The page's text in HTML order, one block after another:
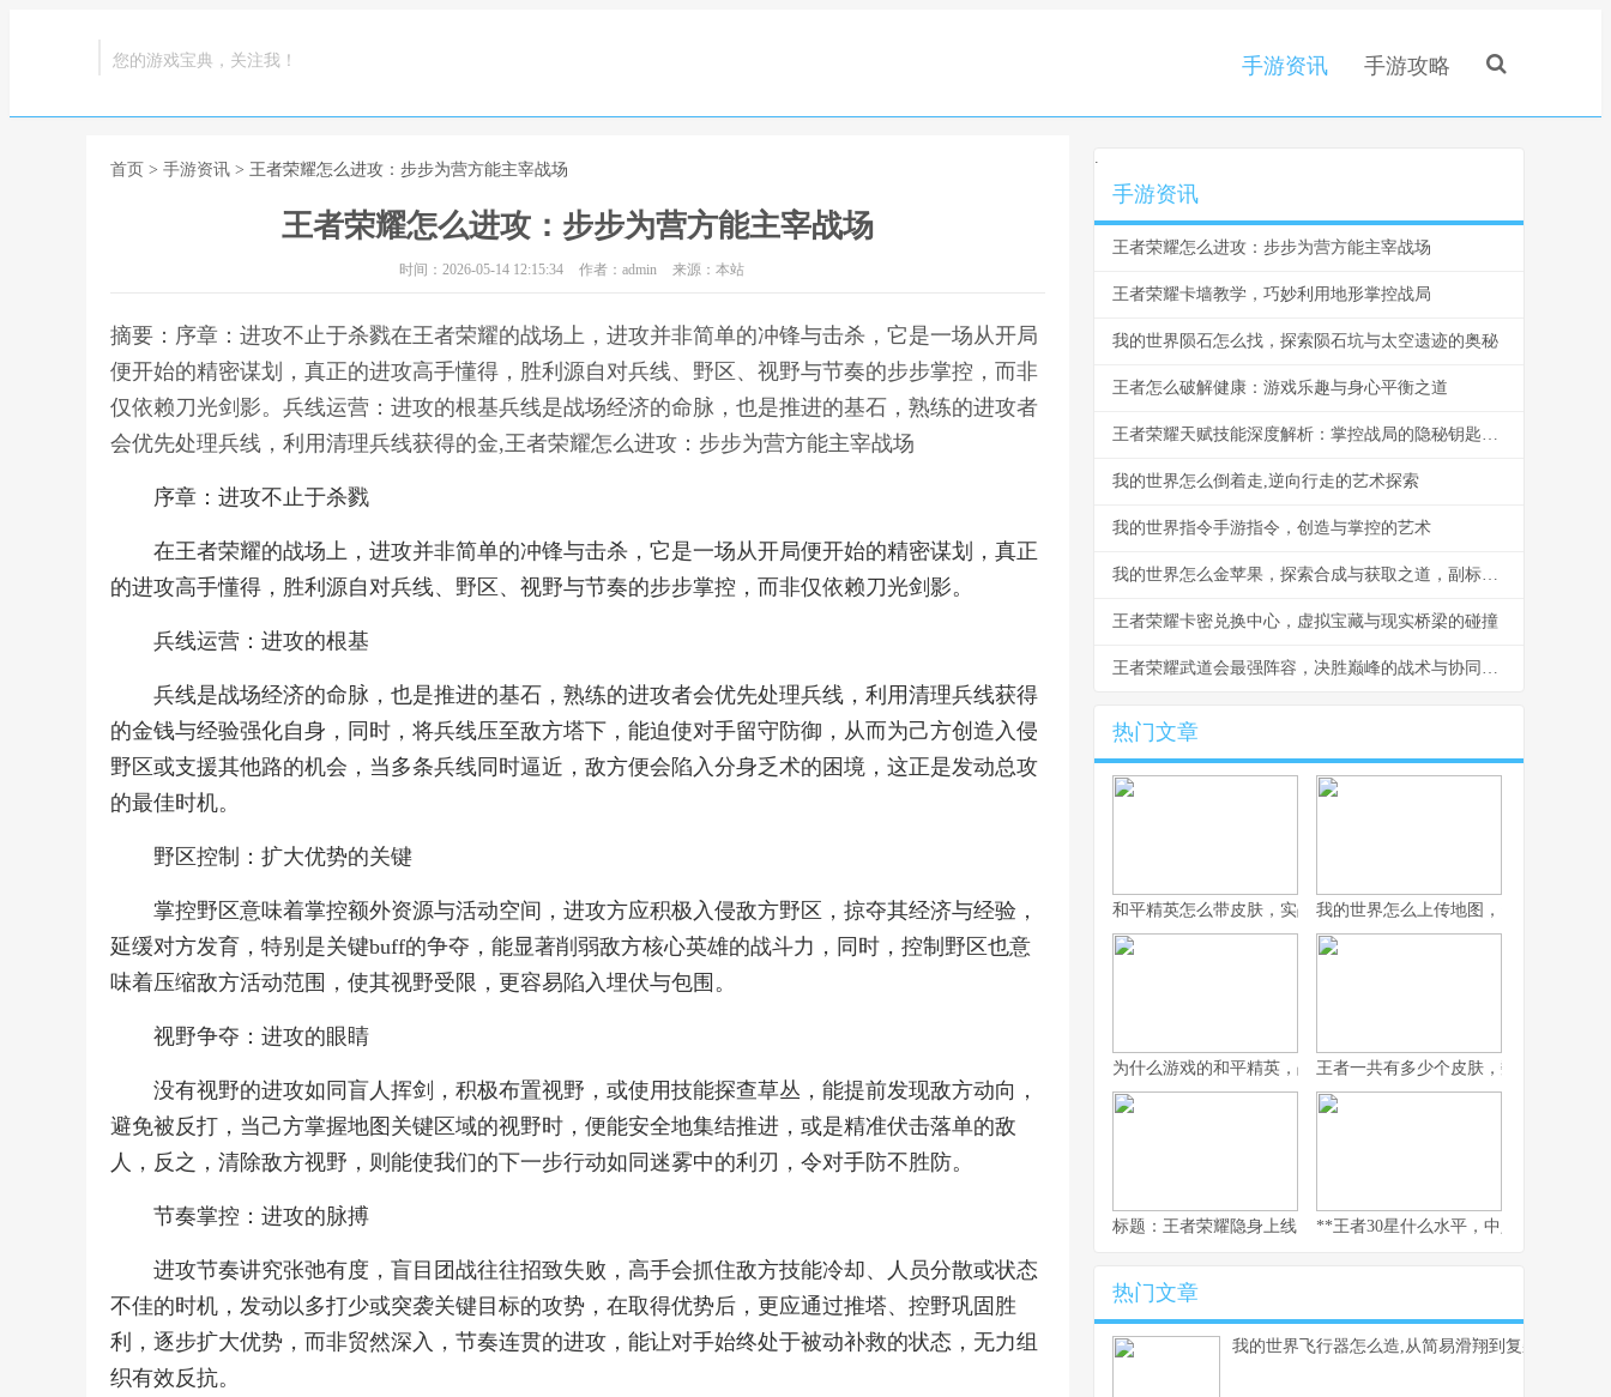
您的游戏宝典，关注我！ 手游资讯 手游攻略
首页 > 手游资讯 > 王者荣耀怎么进攻：步步为营方能主宰战场
王者荣耀怎么进攻：步步为营方能主宰战场
时间：2026-05-14 12:15:34 作者：admin 来源：本站
摘要：序章：进攻不止于杀戮在王者荣耀的战场上，进攻并非简单的冲锋与击杀，它是一场从开局
便开始的精密谋划，真正的进攻高手懂得，胜利源自对兵线、野区、视野与节奏的步步掌控，而非
仅依赖刀光剑影。兵线运营：进攻的根基兵线是战场经济的命脉，也是推进的基石，熟练的进攻者
会优先处理兵线，利用清理兵线获得的金,王者荣耀怎么进攻：步步为营方能主宰战场
序章：进攻不止于杀戮
在王者荣耀的战场上，进攻并非简单的冲锋与击杀，它是一场从开局便开始的精密谋划，真正
的进攻高手懂得，胜利源自对兵线、野区、视野与节奏的步步掌控，而非仅依赖刀光剑影。
兵线运营：进攻的根基
兵线是战场经济的命脉，也是推进的基石，熟练的进攻者会优先处理兵线，利用清理兵线获得
的金钱与经验强化自身，同时，将兵线压至敌方塔下，能迫使对手留守防御，从而为己方创造入侵
野区或支援其他路的机会，当多条兵线同时逼近，敌方便会陷入分身乏术的困境，这正是发动总攻
的最佳时机。
野区控制：扩大优势的关键
掌控野区意味着掌控额外资源与活动空间，进攻方应积极入侵敌方野区，掠夺其经济与经验，
延缓对方发育，特别是关键buff的争夺，能显著削弱敌方核心英雄的战斗力，同时，控制野区也意
味着压缩敌方活动范围，使其视野受限，更容易陷入埋伏与包围。
视野争夺：进攻的眼睛
没有视野的进攻如同盲人挥剑，积极布置视野，或使用技能探查草丛，能提前发现敌方动向，
避免被反打，当己方掌握地图关键区域的视野时，便能安全地集结推进，或是精准伏击落单的敌
人，反之，清除敌方视野，则能使我们的下一步行动如同迷雾中的利刃，令对手防不胜防。
节奏掌控：进攻的脉搏
进攻节奏讲究张弛有度，盲目团战往往招致失败，高手会抓住敌方技能冷却、人员分散或状态
不佳的时机，发动以多打少或突袭关键目标的攻势，在取得优势后，更应通过推塔、控野巩固胜
利，逐步扩大优势，而非贸然深入，节奏连贯的进攻，能让对手始终处于被动补救的状态，无力组
织有效反抗。
.
手游资讯
王者荣耀怎么进攻：步步为营方能主宰战场
王者荣耀卡墙教学，巧妙利用地形掌控战局
我的世界陨石怎么找，探索陨石坑与太空遗迹的奥秘
王者怎么破解健康：游戏乐趣与身心平衡之道
王者荣耀天赋技能深度解析：掌控战局的隐秘钥匙，副标题：从技能选择到战场主宰的进阶之道。
我的世界怎么倒着走,逆向行走的艺术探索
我的世界指令手游指令，创造与掌控的艺术
我的世界怎么金苹果，探索合成与获取之道，副标题生存与荣耀的终极象征
王者荣耀卡密兑换中心，虚拟宝藏与现实桥梁的碰撞
王者荣耀武道会最强阵容，决胜巅峰的战术与协同之道
热门文章
和平精英怎么带皮肤，实战与风格的平衡艺术副标题，从仓库到战
我的世界怎么上传地图，资深玩家分享
为什么游戏的和平精英，战术竞技浪潮中的独特答案
王者一共有多少个皮肤，数字背后的
标题：王者荣耀隐身上线，一个资深玩家的战略视野与心灵独白
**王者30星什么水平，中坚力量的荣耀
热门文章
我的世界飞行器怎么造,从简易滑翔到复杂引擎